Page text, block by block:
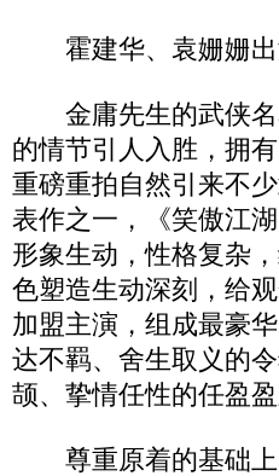
霍建华、袁姗姗出
金庸先生的武侠名
的情节引人入胜，拥
重磅重拍自然引来不
表作之一，《笑傲江
形象生动，性格复杂
色塑造生动深刻，给
加盟主演，组成最豪
达不羁、舍生取义的
颉、挚情任性的任盈
尊重原着的基础上